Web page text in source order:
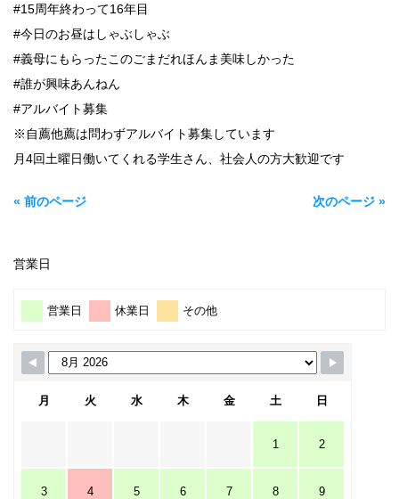
#15周年終わって16年目
#今日のお昼はしゃぶしゃぶ
#義母にもらったこのごまだれほんま美味しかった
#誰が興味あんねん
#アルバイト募集
※自薦他薦は問わずアルバイト募集しています
月4回土曜日働いてくれる学生さん、社会人の方大歓迎です
« 前のページ 次のページ »
営業日
営業日 休業日 その他
月 火 水 木 金 土 日
1 2
3 4 5 6 7 8 9